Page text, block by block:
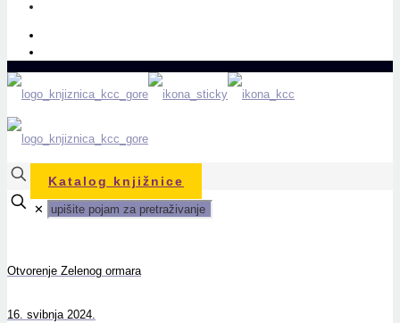
Katalog knjižnice
✕
Otvorenje Zelenog ormara
16. svibnja 2024.